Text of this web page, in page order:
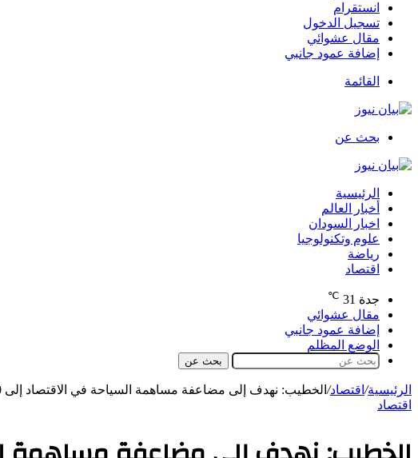
انستقرام
تسجيل الدخول
مقال عشوائي
إضافة عمود جانبي
القائمة
بحث عن
الرئيسية
أخبار العالم
اخبار السودان
علوم وتكنولوجيا
رياضة
اقتصاد
جدة 31
℃
مقال عشوائي
إضافة عمود جانبي
الوضع المظلم
بحث عن
الرئيسية/ اقتصاد/ الخطيب: نهدف إلى مضاعفة مساهمة السياحة في الاقتصاد إلى 10% خلال خمس سنوات
اقتصاد